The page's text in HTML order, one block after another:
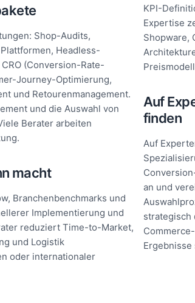
Shop-Audits,
Headless-
(Conversion-Rate-
Journey-Optimierung,
und Retourenmanagement.
und die Auswahl von
Berater arbeiten
macht
Branchenbenchmarks und
Implementierung und
reduziert Time-to-Market,
und Logistik
oder internationaler
KPI-
Expertise
Shopware,
Auf
finden
Auf
an und
strategisch
Ergebnisse